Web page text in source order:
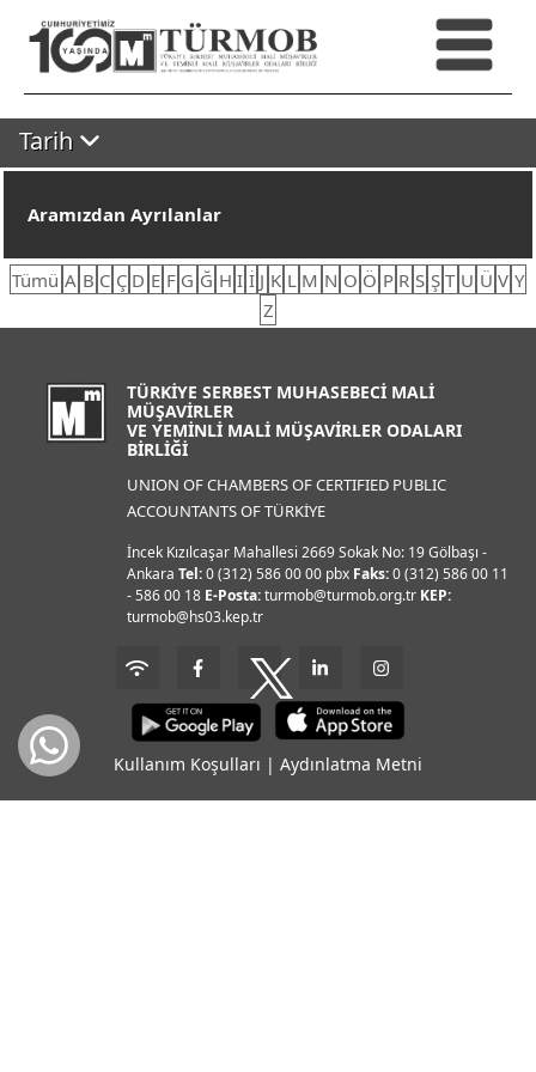
Tarih
Aramızdan Ayrılanlar
Tümü A B C Ç D E F G Ğ H I İ J K L M N O Ö P R S Ş T U Ü V Y
Z
TÜRKİYE SERBEST MUHASEBECİ MALİ
MÜŞAVİRLER
VE YEMİNLİ MALİ MÜŞAVİRLER ODALARI
BİRLİĞİ
UNION OF CHAMBERS OF CERTIFIED PUBLIC
ACCOUNTANTS OF TÜRKİYE
İncek Kızılcaşar Mahallesi 2669 Sokak No: 19 Gölbaşı -
AnkaraTel:0 (312) 586 00 00 pbx Faks:0 (312) 586 00 11
- 586 00 18 E-Posta:turmob@turmob.org.tr KEP:
turmob@hs03.kep.tr
Kullanım Koşulları | Aydınlatma Metni